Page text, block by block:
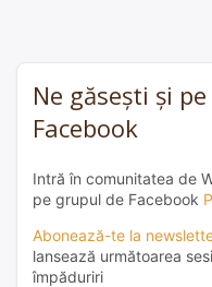
Ne găsești și
Facebook
Intră în comunitatea de
pe grupul de Facebook
Abonează-te la
lansează următoarea
împăduriri